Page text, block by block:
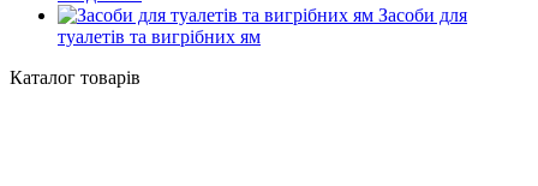
Засоби для
туалетів та вигрібних ям
Каталог товарів